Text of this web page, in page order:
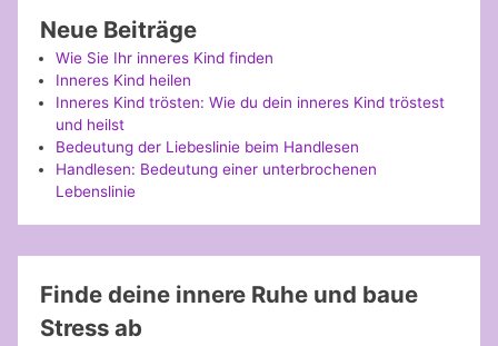
Neue Beiträge
Wie Sie Ihr inneres Kind finden
Inneres Kind heilen
Inneres Kind trösten: Wie du dein inneres Kind tröstest
und heilst
Bedeutung der Liebeslinie beim Handlesen
Handlesen: Bedeutung einer unterbrochenen
Lebenslinie
Finde deine innere Ruhe und baue
Stress ab